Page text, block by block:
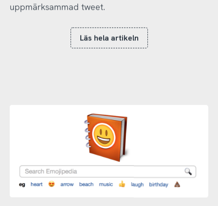
uppmärksammad tweet.
Läs hela artikeln